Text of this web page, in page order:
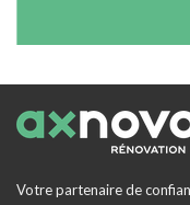
Votre partenaire de